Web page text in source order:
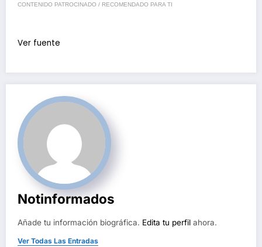
CONTENIDO PATROCINADO / RECOMENDADO PARA TI
Ver fuente
Notinformados
Añade tu información biográfica. Edita tu perfil ahora.
Ver Todas Las Entradas